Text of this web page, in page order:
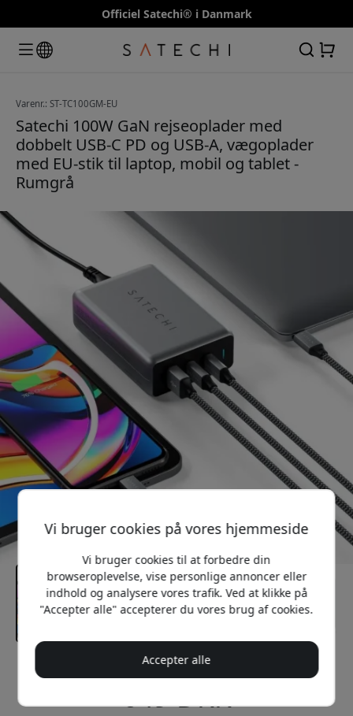
Officiel Satechi® i Danmark
Varenr.: ST-TC100GM-EU
Satechi 100W GaN rejseoplader med
dobbelt USB-C PD og USB-A, vægoplader
med EU-stik til laptop, mobil og tablet -
Rumgrå
Anbefalet pris
649 DKK
Vi bruger cookies på vores hjemmeside
Vi bruger cookies til at forbedre din
browseroplevelse, vise personlige annoncer eller
indhold og analysere vores trafik. Ved at klikke på
"Accepter alle" accepterer du vores brug af cookies.
Accepter alle